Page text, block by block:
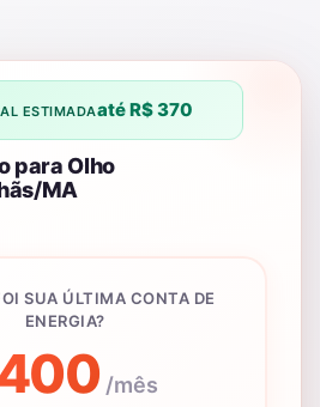
ESTIMADAaté R$ 370
para Olho
MA
SUA ÚLTIMA CONTA DE
ENERGIA?
/mês